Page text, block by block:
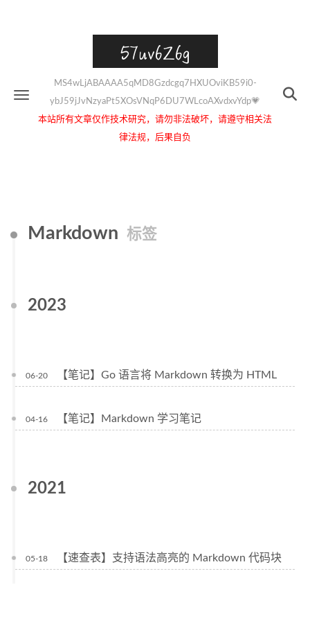
57uv6Z6g
MS4wLjABAAAA5qMD8Gzdcgq7HXUOviKB59i0-
ybJ59jJvNzyaPt5XOsVNqP6DU7WLcoAXvdxvYdp💗
本站所有文章仅作技术研究，请勿非法破坏，请遵守相关法
律法规，后果自负
Markdown 标签
2023
06-20 【笔记】Go 语言将 Markdown 转换为 HTML
04-16 【笔记】Markdown 学习笔记
2021
05-18 【速查表】支持语法高亮的 Markdown 代码块